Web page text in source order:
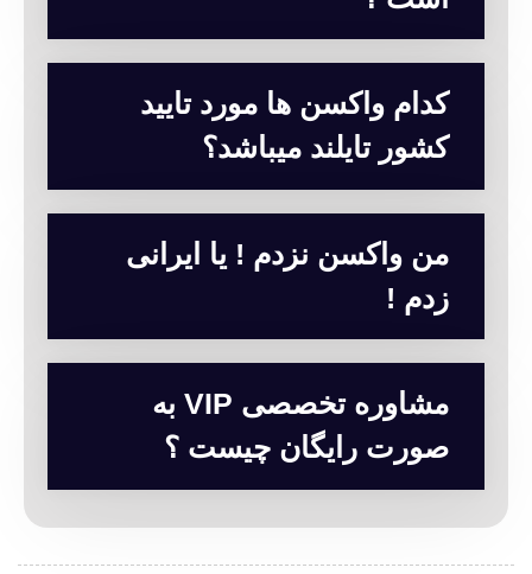
کدام واکسن ها مورد تایید
کشور تایلند میباشد؟
من واکسن نزدم ! یا ایرانی
زدم !
مشاوره تخصصی VIP به
صورت رایگان چیست ؟